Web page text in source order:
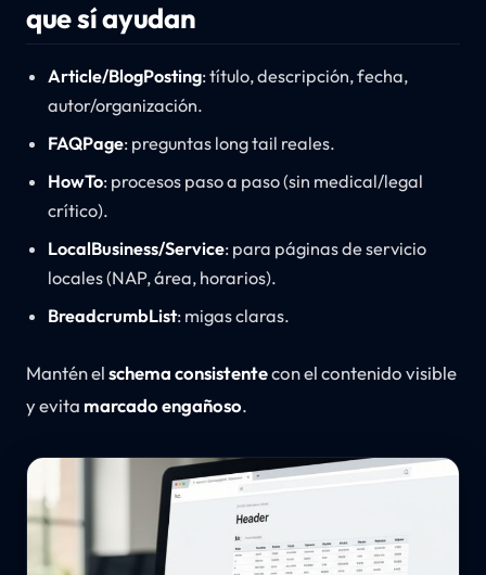
que sí ayudan
Article/BlogPosting: título, descripción, fecha,
autor/organización.
FAQPage: preguntas long tail reales.
HowTo: procesos paso a paso (sin medical/legal
crítico).
LocalBusiness/Service: para páginas de servicio
locales (NAP, área, horarios).
BreadcrumbList: migas claras.
Mantén elschema consistentecon el contenido visible
y evita marcado engañoso.